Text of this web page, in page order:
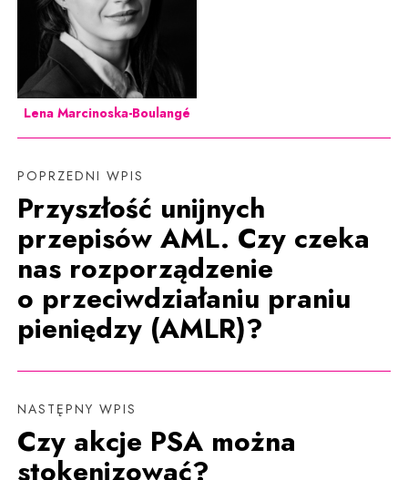
Lena Marcinoska-Boulangé
POPRZEDNI WPIS
Przyszłość unijnych
przepisów AML. Czy czeka
nas rozporządzenie
o przeciwdziałaniu praniu
pieniędzy (AMLR)?
NASTĘPNY WPIS
Czy akcje PSA można
stokenizować?